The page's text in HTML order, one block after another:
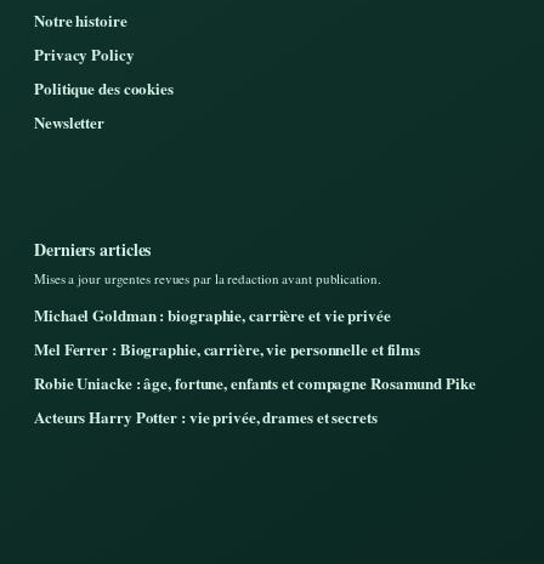
Notre histoire
Privacy Policy
Politique des cookies
Newsletter
Derniers articles
Mises a jour urgentes revues par la redaction avant publication.
Michael Goldman : biographie, carrière et vie privée
Mel Ferrer : Biographie, carrière, vie personnelle et films
Robie Uniacke : âge, fortune, enfants et compagne Rosamund Pike
Acteurs Harry Potter : vie privée, drames et secrets